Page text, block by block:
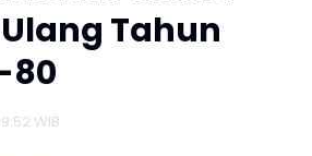
Tahun
80
WIB